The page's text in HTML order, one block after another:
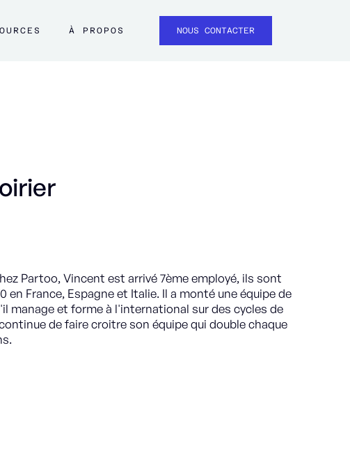
À PROPOS NOUS CONTACTER
Partoo, Vincent est arrivé 7ème employé, ils sont
en France, Espagne et Italie. Il a monté une équipe de
manage et forme à l'international sur des cycles de
de faire croitre son équipe qui double chaque